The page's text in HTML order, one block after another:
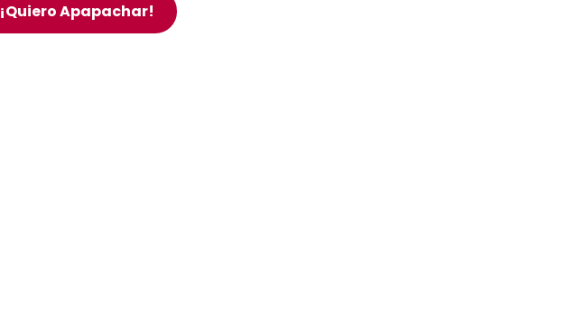
¡Quiero Apapachar!